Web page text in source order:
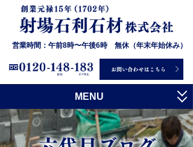
営業時間：午前8時〜午後6時 無休（年末年始休み）
MENU
トップ
射場石利石材について